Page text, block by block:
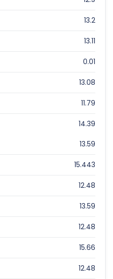
ve Önemli
Fiyat:
13.2 TL
12.48 TL
13.2
13.11
0.01
13.08
11.79
14.39
13.59
15.443
12.48
13.59
12.48
15.66
12.48